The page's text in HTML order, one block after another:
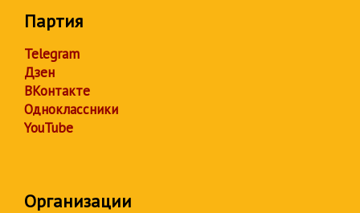
Партия
Telegram
Дзен
ВКонтакте
Одноклассники
YouTube
Организации